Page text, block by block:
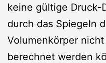
keine gültige Druck-
durch das Spiegeln
Volumenkörper
berechnet werden